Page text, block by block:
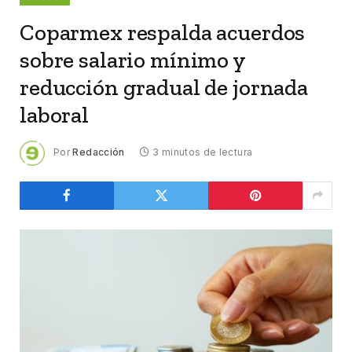
Coparmex respalda acuerdos
sobre salario mínimo y
reducción gradual de jornada
laboral
Por Redacción 3 minutos de lectura